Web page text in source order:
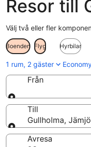
Resor till
Välj två eller fler
Boenden Flyg Hyrbilar
1 rum, 2 gäster
Från
Från
Till
Gullholma,
Till
Avresa